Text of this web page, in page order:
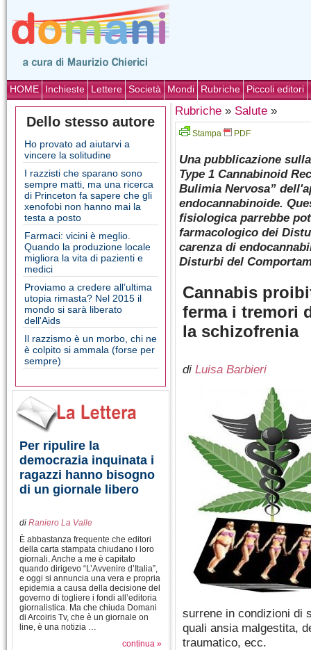
HOME Inchieste Lettere Società Mondi Rubriche Piccoli editori
Dello stesso autore
Ho provato ad aiutarvi a
vincere la solitudine
I razzisti che sparano sono
sempre matti, ma una ricerca
di Princeton fa sapere che gli
xenofobi non hanno mai la
testa a posto
Farmaci: vicini è meglio.
Quando la produzione locale
migliora la vita di pazienti e
medici
Proviamo a credere all’ultima
utopia rimasta? Nel 2015 il
mondo si sarà liberato
dell'Aids
Il razzismo è un morbo, chi ne
è colpito si ammala (forse per
sempre)
Per ripulire la
democrazia inquinata i
ragazzi hanno bisogno
di un giornale libero
di Raniero La Valle
È abbastanza frequente che editori
della carta stampata chiudano i loro
giornali. Anche a me è capitato
quando dirigevo “L’Avvenire d’Italia”,
e oggi si annuncia una vera e propria
epidemia a causa della decisione del
governo di togliere i fondi all’editoria
giornalistica. Ma che chiuda Domani
di Arcoiris Tv, che è un giornale on
line, è una notizia …
continua »
Rubriche » Salute »
Stampa PDF
Una pubblicazione
Type 1 Cannabinoid
Bulimia Nervosa”
endocannabinoide.
fisiologica parrebbe
farmacologico dei
carenza di
Disturbi del
Cannabis
ferma i tremori
la schizofrenia
di Luisa Barbieri
surrene in condizioni di
quali ansia malgestita,
traumatico, ecc.